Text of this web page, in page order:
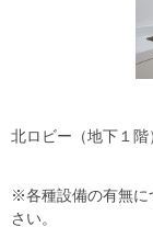
北ロビー（地下１階
※各種設備の有無に
さい。